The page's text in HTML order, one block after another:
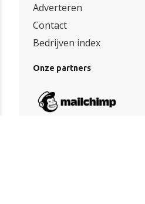
Adverteren
Contact
Bedrijven index
Onze partners